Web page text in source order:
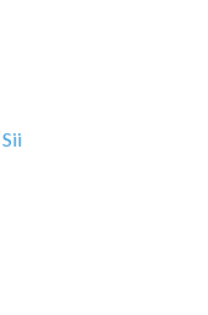
Sii